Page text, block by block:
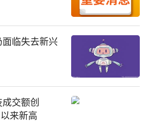
临失去新兴
交额创
来新高